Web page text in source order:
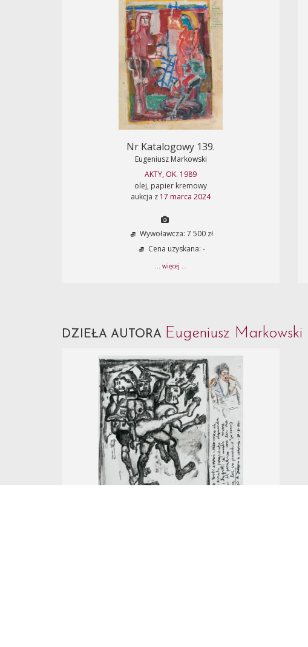
Nr Katalogowy 139.
Eugeniusz Markowski
AKTY, OK. 1989
olej, papier kremowy
aukcja z 17 marca 2024
Wywoławcza: 7 500 zł
Cena uzyskana: -
... więcej ...
DZIEŁA AUTORA Eugeniusz Markowski